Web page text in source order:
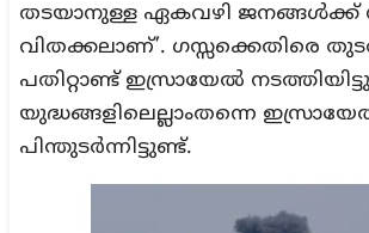
തടയാനുള്ള ഏകവഴി ജനങ്ങള്‍ക്ക്
വിതക്കലാണ്’. ഗസ്സക്കെതിരെ
പതിറ്റാണ്ട് ഇസ്രായേല്‍
യുദ്ധങ്ങളിലെല്ലാംതന്നെ
പിന്തുടര്‍ന്നിട്ടുണ്ട്.